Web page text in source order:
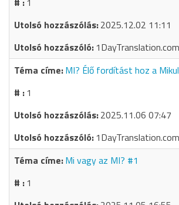
2025.12.02 11:11
1DayTranslation.com
MI? Élő fordítást hoz a
1
2025.11.06 07:47
1DayTranslation.com
Mi vagy az MI? #1
1